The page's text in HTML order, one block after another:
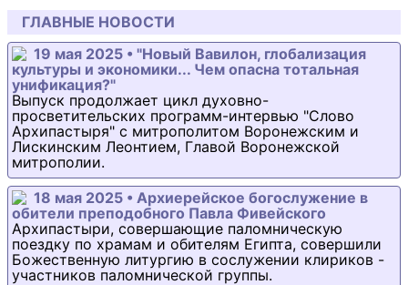
ГЛАВНЫЕ НОВОСТИ
19 мая 2025 • "Новый Вавилон, глобализация
культуры и экономики... Чем опасна тотальная
унификация?"
Выпуск продолжает цикл духовно-
просветительских программ-интервью "Слово
Архипастыря" с митрополитом Воронежским и
Лискинским Леонтием, Главой Воронежской
митрополии.
18 мая 2025 • Архиерейское богослужение в
обители преподобного Павла Фивейского
Архипастыри, совершающие паломническую
поездку по храмам и обителям Египта, совершили
Божественную литургию в сослужении клириков -
участников паломнической группы.